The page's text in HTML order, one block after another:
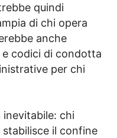
quindi
di chi opera
anche
e codici di condotta
per chi
inevitabile: chi
stabilisce il confine